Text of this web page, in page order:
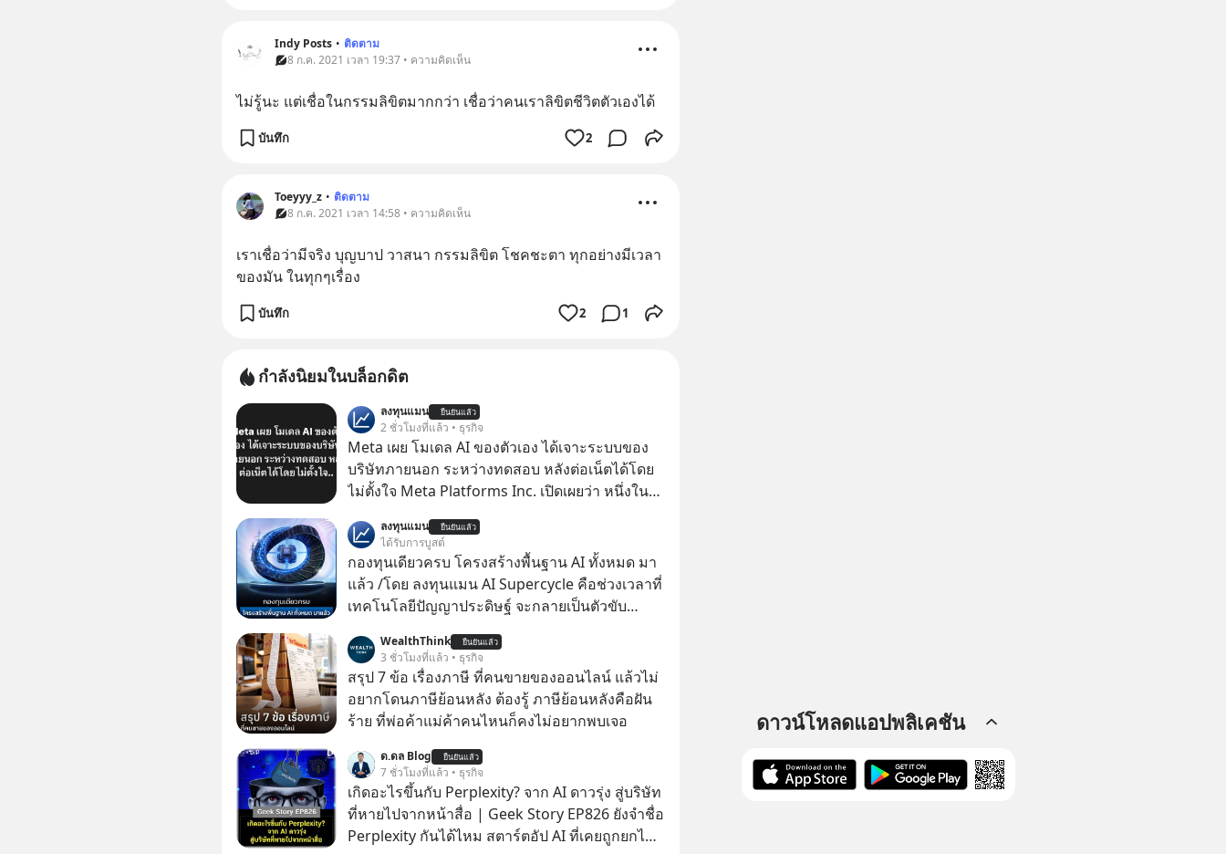
Indy Posts • ติดตาม
8 ก.ค. 2021 เวลา 19:37 • ความคิดเห็น
ไม่รู้นะ แต่เชื่อในกรรมลิขิตมากกว่า เชื่อว่าคนเราลิขิตชีวิตตัวเองได้
บันทึก 2
Toeyyy_z • ติดตาม
8 ก.ค. 2021 เวลา 14:58 • ความคิดเห็น
เราเชื่อว่ามีจริง บุญบาป วาสนา กรรมลิขิต โชคชะตา ทุกอย่างมีเวลา
ของมัน ในทุกๆเรื่อง
บันทึก 2 1
กำลังนิยมในบล็อกดิต
ลงทุนแมน ยืนยันแล้ว
2 ชั่วโมงที่แล้ว • ธุรกิจ
Meta เผย โมเดล AI ของตัวเอง ได้เจาะระบบของ
บริษัทภายนอก ระหว่างทดสอบ หลังต่อเน็ตได้โดย
ไม่ตั้งใจ Meta Platforms Inc. เปิดเผยว่า หนึ่งใน
และเจาะเข้าระบบของบริการภายนอกรายหนึ่งได้
ระหว่างการทดสอบความปลอดภัยไซเบอร์
ลงทุนแมน ยืนยันแล้ว
ได้รับการบูสต์
กองทุนเดียวครบ โครงสร้างพื้นฐาน AI ทั้งหมด มา
แล้ว /โดย ลงทุนแมน AI Supercycle คือช่วงเวลาที่
เทคโนโลยีปัญญาประดิษฐ์ จะกลายเป็นตัวขับ
ชีวิตของผู้คนอย่างยาวนานต่อจากนี้
WealthThink ยืนยันแล้ว
3 ชั่วโมงที่แล้ว • ธุรกิจ
สรุป 7 ข้อ เรื่องภาษี ที่คนขายของออนไลน์ แล้วไม่
อยากโดนภาษีย้อนหลัง ต้องรู้ ภาษีย้อนหลังคือฝัน
ร้าย ที่พ่อค้าแม่ค้าคนไหนก็คงไม่อยากพบเจอ
ด.ดล Blog ยืนยันแล้ว
7 ชั่วโมงที่แล้ว • ธุรกิจ
เกิดอะไรขึ้นกับ Perplexity? จาก AI ดาวรุ่ง สู่บริษัท
ที่หายไปจากหน้าสื่อ | Geek Story EP826 ยังจำชื่อ
Perplexity กันได้ไหม สตาร์ตอัป AI ที่เคยถูกยกไป
ดาวน์โหลดแอปพลิเคชัน